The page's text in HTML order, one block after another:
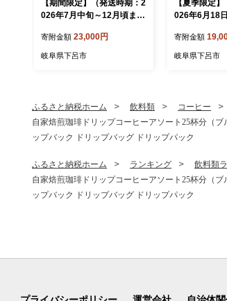
【期間限定】（発送時期：2
026年7月中旬～12月頃ま
育む天然の馬瀬川鮎 ６尾
（重さ80g以上） 冷凍 鮎 ア
寄附金額 23,000円
岐阜県下呂市
【夏季限定
026年6月18
フルーツのタ
洋菓子 ギフト
寄附金額
岐阜県下呂市
ふるさと納税ホーム 飲料類
コーヒー
自家焙煎珈琲ドリップコーヒーアソート25杯分（
ップバック ドリップバッグ ドリップパック
ふるさと納税ホーム ランキング 飲料類
自家焙煎珈琲ドリップコーヒーアソート25杯分（
ップバック ドリップバッグ ドリップパック